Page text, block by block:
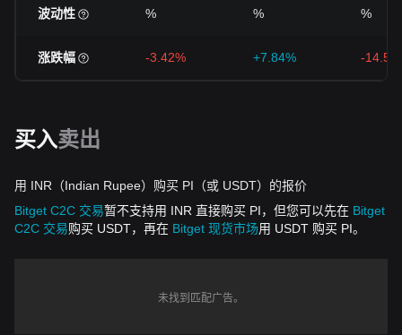
波动性 % % %
涨跌幅 -3.42% +7.84% -
买入卖出
用 INR（Indian Rupee）购买 PI（或 USDT）的报价
Bitget C2C 交易暂不支持用 INR 直接购买 PI，但您可以先在 Bitget
C2C 交易购买 USDT，再在 Bitget 现货市场用 USDT 购买 PI。
未找到匹配广告。